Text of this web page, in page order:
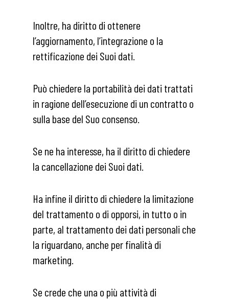
Inoltre, ha diritto di ottenere
l’aggiornamento, l’integrazione o la
rettificazione dei Suoi dati.
Può chiedere la portabilità dei dati trattati
in ragione dell’esecuzione di un contratto o
sulla base del Suo consenso.
Se ne ha interesse, ha il diritto di chiedere
la cancellazione dei Suoi dati.
Ha infine il diritto di chiedere la limitazione
del trattamento o di opporsi, in tutto o in
parte, al trattamento dei dati personali che
la riguardano, anche per finalità di
marketing.
Se crede che una o più attività di